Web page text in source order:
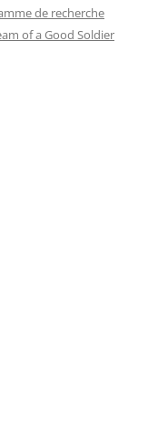
de recherche
of a Good Soldier